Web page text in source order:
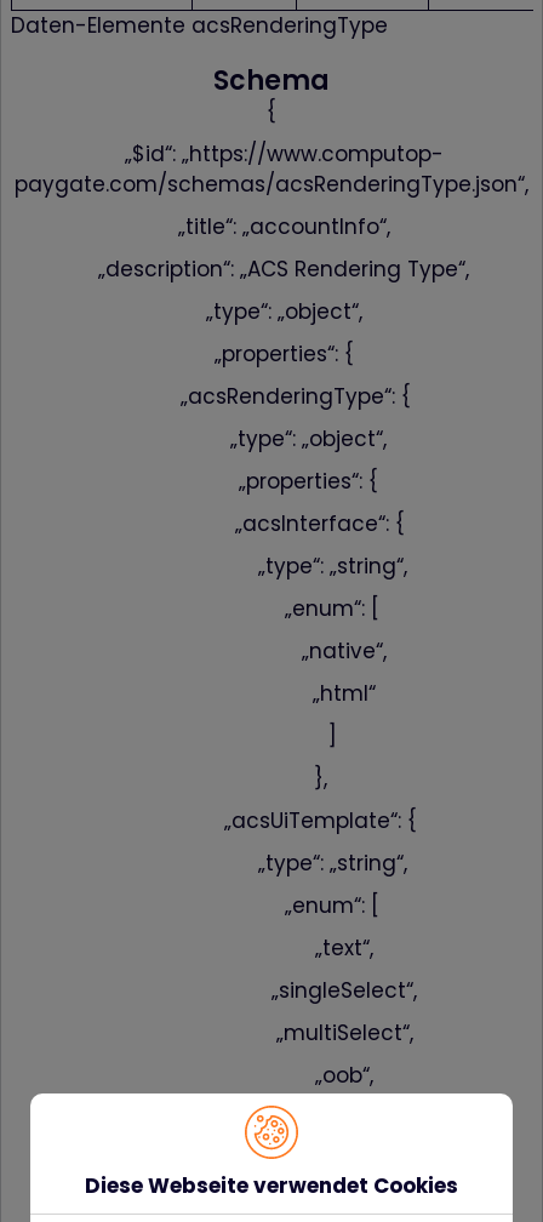
Diese Webseite verwendet Cookies
Daten-Elemente acsRenderingType
Schema
{
„$id“: „https://www.computop-
paygate.com/schemas/acsRenderingType.json“,
„title“: „accountInfo“,
„description“: „ACS Rendering Type“,
„type“: „object“,
„properties“: {
„acsRenderingType“: {
„type“: „object“,
„properties“: {
„acsInterface“: {
„type“: „string“,
„enum“: [
„native“,
„html“
},
„acsUiTemplate“: {
„type“: „string“,
„enum“: [
„text“,
„singleSelect“,
„multiSelect“,
„oob“,
„other“
]
}